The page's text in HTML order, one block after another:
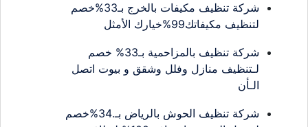
شركة تنظيف مكيفات بالخرج بـ33%خصم
لتنظيف مكيفاتك99%خيارك الأمثل
شركة تنظيف بالمزاحمية بـ33% خصم
لـتنظيف منازل وفلل وشقق و بيوت اتصل
الـأن
شركة تنظيف الحوش بالرياض بـ.34%خصم